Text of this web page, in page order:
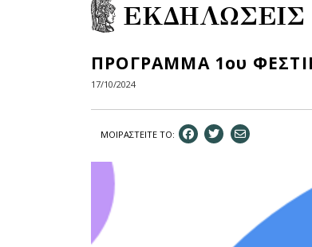
ΕΚΔΗΛΩΣΕΙΣ
ΠΡΟΓΡΑΜΜΑ 1ου
17/10/2024
ΜΟΙΡΑΣΤEIΤΕ ΤΟ: